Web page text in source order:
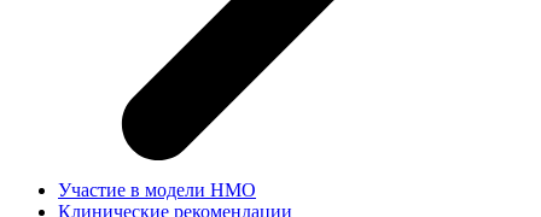
Участие в модели НМО
Клинические рекомендации